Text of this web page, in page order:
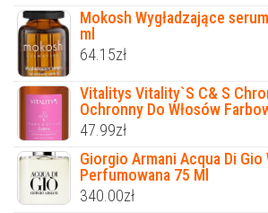
Mokosh Wygładzające
ml
64.15zł
Vitalitys Vitality`S C& S
Ochronny Do Włosów
47.99zł
Giorgio Armani Acqua Di Gio
Perfumowana 75 Ml
340.00zł